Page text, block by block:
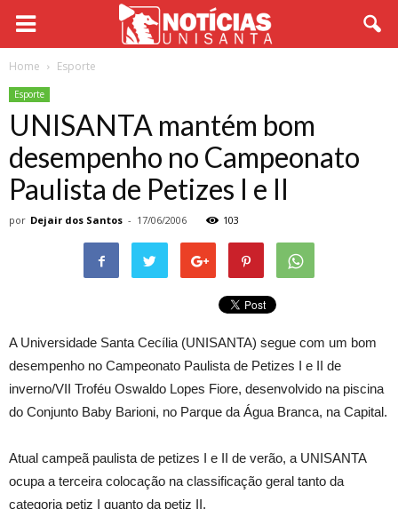
Home Esporte
Esporte
UNISANTA mantém bom
desempenho no Campeonato
Paulista de Petizes I e II
por Dejair dos Santos - 17/06/2006 103
A Universidade Santa Cecília (UNISANTA) segue com um bom
desempenho no Campeonato Paulista de Petizes I e II de
inverno/VII Troféu Oswaldo Lopes Fiore, desenvolvido na piscina
do Conjunto Baby Barioni, no Parque da Água Branca, na Capital.
Atual campeã paulista de petizes I e II de verão, a UNISANTA
ocupa a terceira colocação na classificação geral tanto da
categoria petiz I quanto da petiz II.